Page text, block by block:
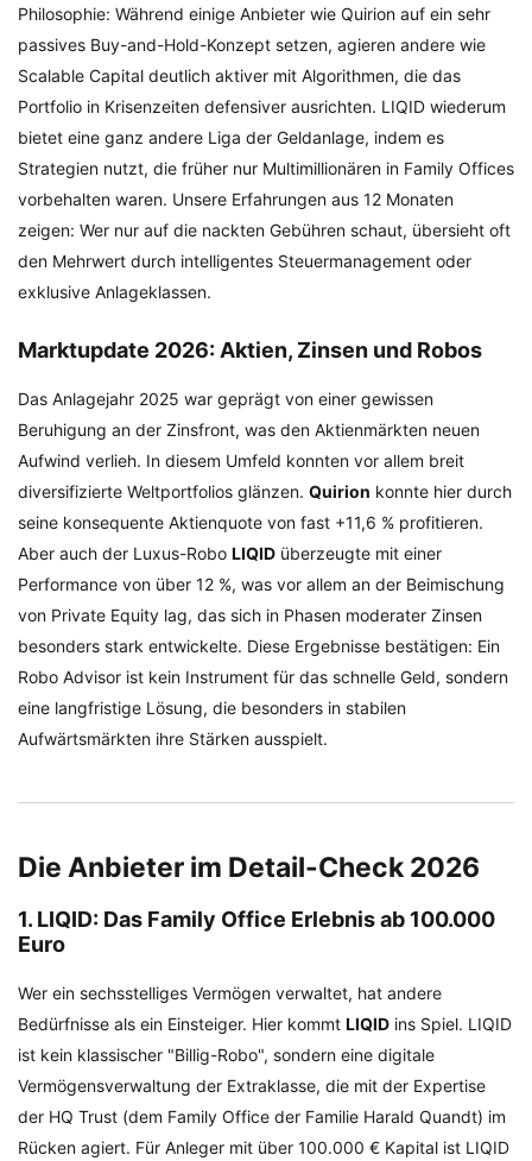
Philosophie: Während einige Anbieter wie Quirion auf ein sehr
passives Buy-and-Hold-Konzept setzen, agieren andere wie
Scalable Capital deutlich aktiver mit Algorithmen, die das
Portfolio in Krisenzeiten defensiver ausrichten. LIQID wiederum
bietet eine ganz andere Liga der Geldanlage, indem es
Strategien nutzt, die früher nur Multimillionären in Family Offices
vorbehalten waren. Unsere Erfahrungen aus 12 Monaten
zeigen: Wer nur auf die nackten Gebühren schaut, übersieht oft
den Mehrwert durch intelligentes Steuermanagement oder
exklusive Anlageklassen.
Marktupdate 2026: Aktien, Zinsen und Robos
Das Anlagejahr 2025 war geprägt von einer gewissen
Beruhigung an der Zinsfront, was den Aktienmärkten neuen
Aufwind verlieh. In diesem Umfeld konnten vor allem breit
diversifizierte Weltportfolios glänzen. Quirion konnte hier durch
seine konsequente Aktienquote von fast +11,6 % profitieren.
Aber auch der Luxus-Robo LIQID überzeugte mit einer
Performance von über 12 %, was vor allem an der Beimischung
von Private Equity lag, das sich in Phasen moderater Zinsen
besonders stark entwickelte. Diese Ergebnisse bestätigen: Ein
Robo Advisor ist kein Instrument für das schnelle Geld, sondern
eine langfristige Lösung, die besonders in stabilen
Aufwärtsmärkten ihre Stärken ausspielt.
Die Anbieter im Detail-Check 2026
1. LIQID: Das Family Office Erlebnis ab 100.000
Euro
Wer ein sechsstelliges Vermögen verwaltet, hat andere
Bedürfnisse als ein Einsteiger. Hier kommt LIQID ins Spiel. LIQID
ist kein klassischer "Billig-Robo", sondern eine digitale
Vermögensverwaltung der Extraklasse, die mit der Expertise
der HQ Trust (dem Family Office der Familie Harald Quandt) im
Rücken agiert. Für Anleger mit über 100.000 € Kapital ist LIQID